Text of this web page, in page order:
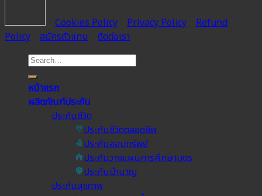
Cookies Policy Privacy Policy
Refund
Policy
สมัครตัวแทน ติดต่อเรา
หน้าแรก
ผลิตภัณฑ์ประกัน
ประกันชีวิต
ประกันชีวิตตลอดชีพ
ประกันออมทรัพย์
ประกันวางแผนการศึกษาบุตร
ประกันบำนาญ
ประกันสุขภาพ